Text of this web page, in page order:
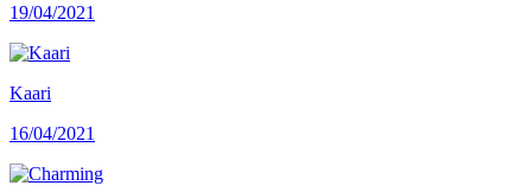
19/04/2021
Kaari
16/04/2021